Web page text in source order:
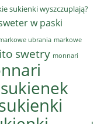
sukienki wyszczuplają?
w paski
ubrania markowe
swetry monnari